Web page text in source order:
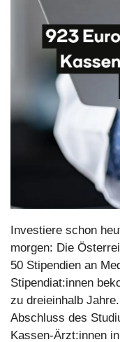
Investiere schon
morgen: Die
50 Stipendien an
Stipendiat:innen
zu dreieinhalb
Abschluss des
Kassen-Ärzt:innen